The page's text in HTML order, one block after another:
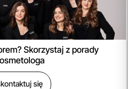
Skorzystaj z porady
się